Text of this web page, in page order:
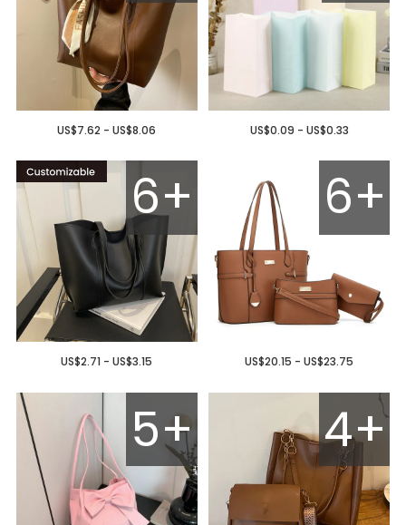
US$7.62 - US$8.06 US$0.09 - US$0.33
6+
US$2.71 - US$3.15
6+
US$20.15 - US$23.75
5+ 4+